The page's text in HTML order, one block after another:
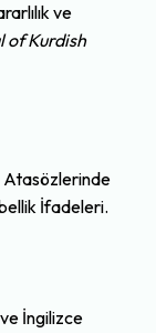
ve
of Kurdish
Atasözlerinde
İfadeleri.
İngilizce